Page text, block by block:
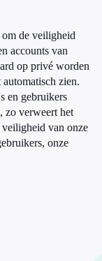
de veiligheid
accounts van
op privé worden
zien.
en gebruikers
zo verweert het
van onze
onze